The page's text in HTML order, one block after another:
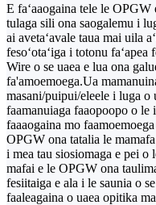
E faʻaaogaina tele le OPGW
tulaga sili ona saogalemu i
ai avetaʻavale taua mai uila
fesoʻotaʻiga i totonu faʻapea
Wire o se uaea e lua ona
fa'amoemoega.Ua
masani/puipui/eleele i luga o
faamanuiaga faaopoopo o le
faaaogaina mo
OPGW ona tatalia le
i mea tau siosiomaga e pei o
mafai e le OPGW ona
fesiitaiga e ala i le saunia o
faaleagaina o uaea opitika